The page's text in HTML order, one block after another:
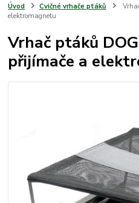
Úvod Cvičné vrhače ptáků
elektromagnetu
Vrhač ptáků
přijímače a